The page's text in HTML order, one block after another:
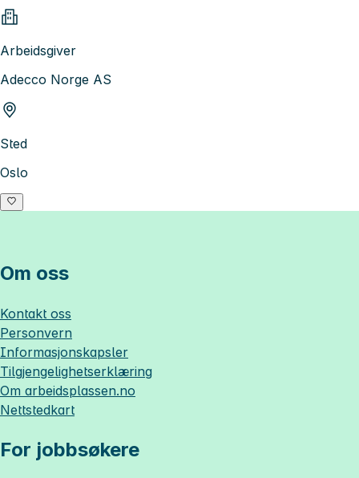
Arbeidsgiver
Adecco Norge AS
Sted
Oslo
Om oss
Kontakt oss
Personvern
Informasjonskapsler
Tilgjengelighetserklæring
Om arbeidsplassen.no
Nettstedkart
For jobbsøkere